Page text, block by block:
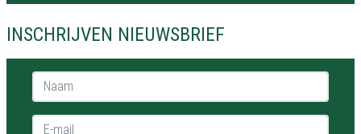
INSCHRIJVEN NIEUWSBRIEF
Naam *
E-mail *